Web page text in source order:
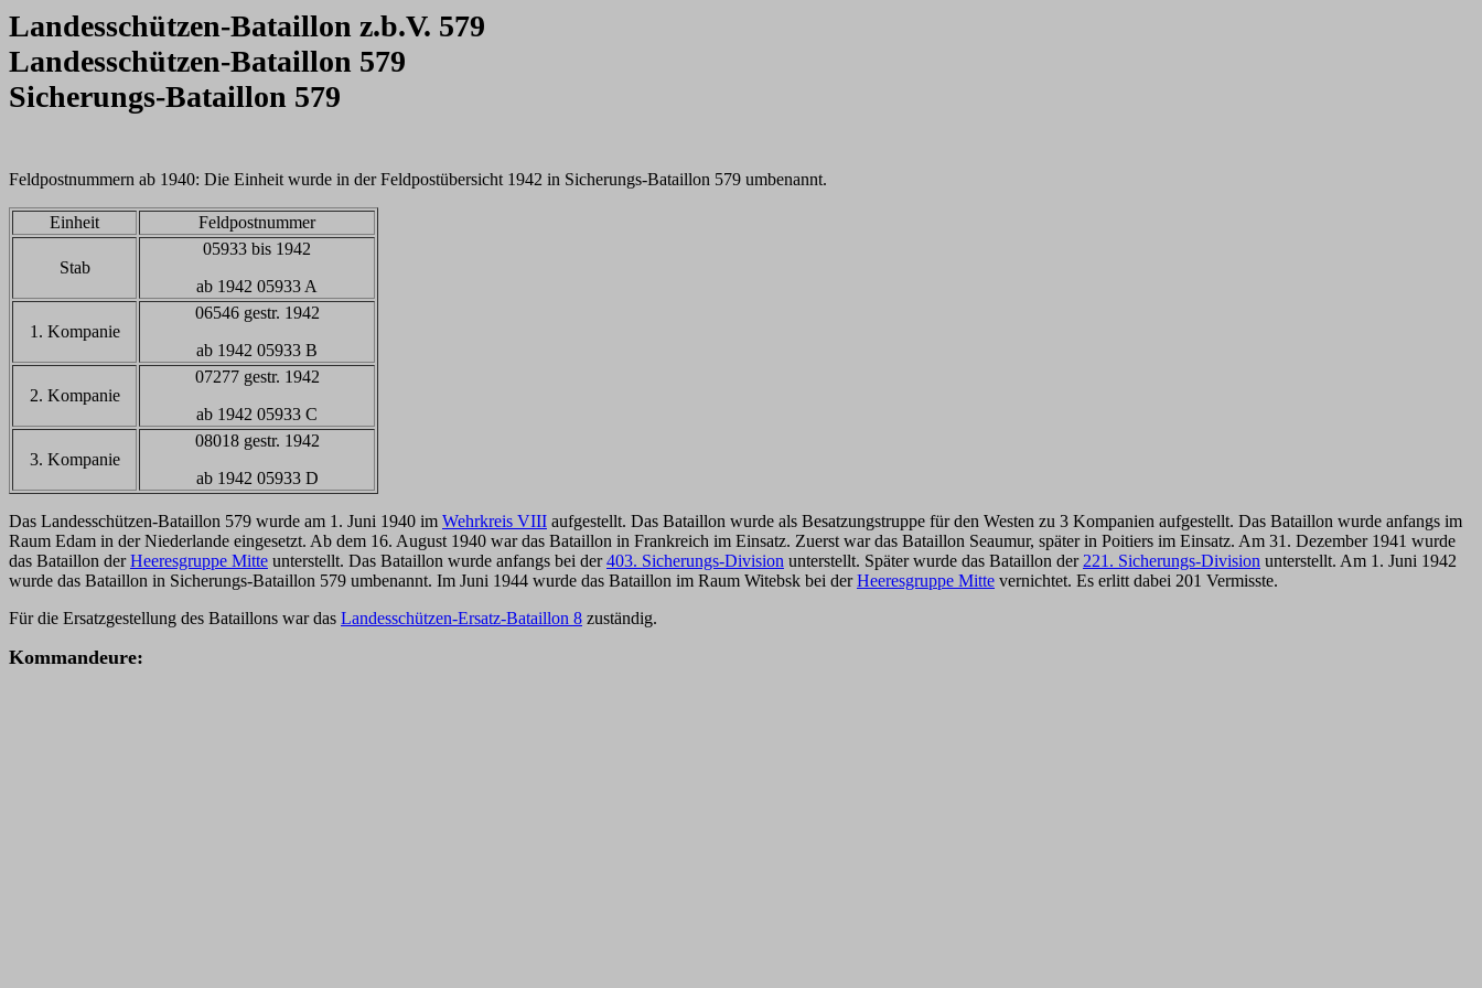
Landesschützen-Bataillon z.b.V. 579
Landesschützen-Bataillon 579
Sicherungs-Bataillon 579
Feldpostnummern ab 1940: Die Einheit wurde in der Feldpostübersicht 1942 in Sicherungs-Bataillon 579 umbenannt.
Einheit Feldpostnummer
Stab
05933 bis 1942
ab 1942 05933 A
1. Kompanie
06546 gestr. 1942
ab 1942 05933 B
2. Kompanie
07277 gestr. 1942
ab 1942 05933 C
3. Kompanie
08018 gestr. 1942
ab 1942 05933 D
Das Landesschützen-Bataillon 579 wurde am 1. Juni 1940 im Wehrkreis VIII aufgestellt. Das Bataillon wurde als Besatzungstruppe für den Westen zu 3 Kompanien aufgestellt. Das Bataillon wurde anfangs im
Raum Edam in der Niederlande eingesetzt. Ab dem 16. August 1940 war das Bataillon in Frankreich im Einsatz. Zuerst war das Bataillon Seaumur, später in Poitiers im Einsatz. Am 31. Dezember 1941 wurde
das Bataillon derHeeresgruppe Mitte unterstellt. Das Bataillon wurde anfangs bei der403. Sicherungs-Division unterstellt. Später wurde das Bataillon der 221. Sicherungs-Division unterstellt. Am 1. Juni 1942
wurde das Bataillon in Sicherungs-Bataillon 579 umbenannt. Im Juni 1944 wurde das Bataillon im Raum Witebsk bei derHeeresgruppe Mitte vernichtet. Es erlitt dabei 201 Vermisste.
Für die Ersatzgestellung des Bataillons war das Landesschützen-Ersatz-Bataillon 8 zuständig.
Kommandeure: